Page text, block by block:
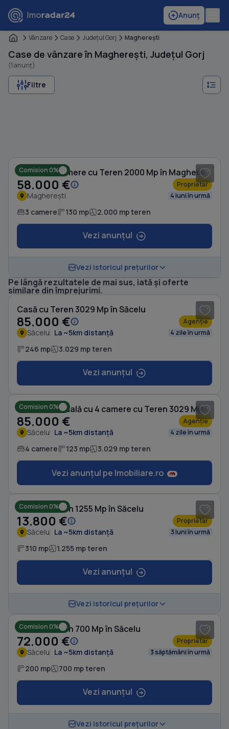
Anunț
Vânzare Case Judeţul Gorj Maghereşti
Case de vânzare în Magherești, Județul Gorj
(1 anunț)
Filtre
Comision 0% Casă cu 3 camere cu Teren 2000 Mp în Magherești
58.000 € Proprietar
Magherești 4 luni în urmă
3 camere 130 mp 2.000 mp teren
Vezi anunțul
Vezi istoricul prețurilor
Pe lângă rezultatele de mai sus, iată și oferte
similare din împrejurimi.
Casă cu Teren 3029 Mp în Săcelu
85.000 € Agenție
Săcelu La ~5km distanță 4 zile în urmă
246 mp 3.029 mp teren
Vezi anunțul
Comision 0% Casă individuală cu 4 camere cu Teren 3029 Mp în Săcelu
85.000 € Agenție
Săcelu La ~5km distanță 4 zile în urmă
4 camere 123 mp 3.029 mp teren
Vezi anunțul pe Imobiliare.ro
Comision 0%
Casă cu Teren 1255 Mp în Săcelu
13.800 € Proprietar
Săcelu La ~5km distanță 3 luni în urmă
310 mp 1.255 mp teren
Vezi anunțul
Vezi istoricul prețurilor
Comision 0%
Casă cu Teren 700 Mp în Săcelu
72.000 € Proprietar
Săcelu La ~5km distanță 3 săptămâni în urmă
200 mp 700 mp teren
Vezi anunțul
Vezi istoricul prețurilor